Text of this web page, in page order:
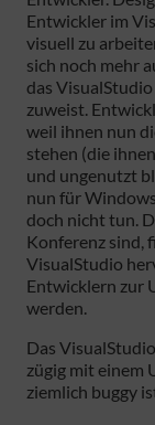
Entwickler im
visuell zu
sich noch mehr
das
zuweist.
weil ihnen nun
stehen (die
und ungenutzt
nun für
doch nicht tun.
Konferenz sind,
VisualStudio
Entwicklern zur
werden.
Das
zügig mit einem
ziemlich buggy